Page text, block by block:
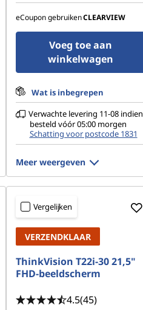
eCoupon gebruikenCLEARVIEW
Voeg toe aan
winkelwagen
Wat is inbegrepen
Verwachte levering 11-08 indien
besteld vóór 05:00 morgen
Schatting voor postcode 1831
Meer weergeven
Vergelijken
VERZENDKLAAR
ThinkVision T22i-30 21,5"
FHD-beeldscherm
4.5(45)